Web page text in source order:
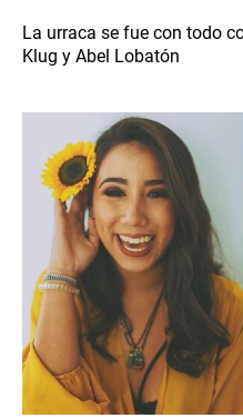
La urraca se fue con todo
Klug y Abel Lobatón